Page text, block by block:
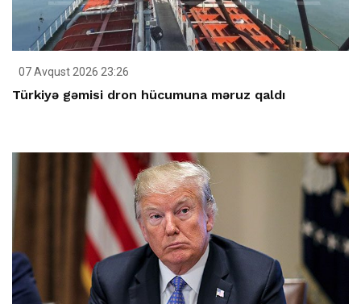
07 Avqust 2026 23:26
Türkiyə gəmisi dron hücumuna məruz qaldı